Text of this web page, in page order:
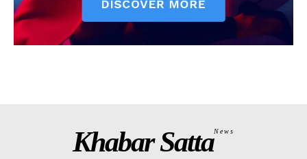
Khabar SattaNews